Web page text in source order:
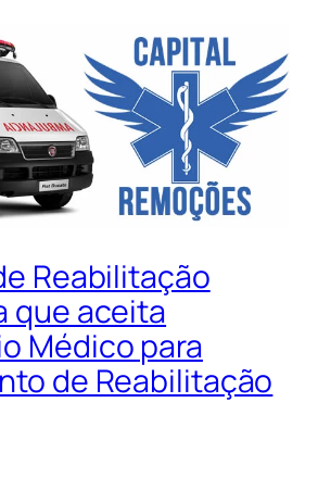
Reabilitação
que aceita
Médico para
de Reabilitação